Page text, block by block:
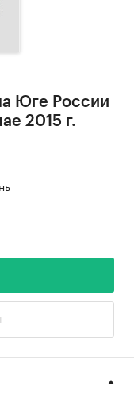
Юге России
2015 г.